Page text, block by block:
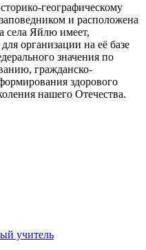
географическому
и расположена
села Яйлю имеет,
организации на её базе
значения по
гражданско-
здорового
нашего Отечества.